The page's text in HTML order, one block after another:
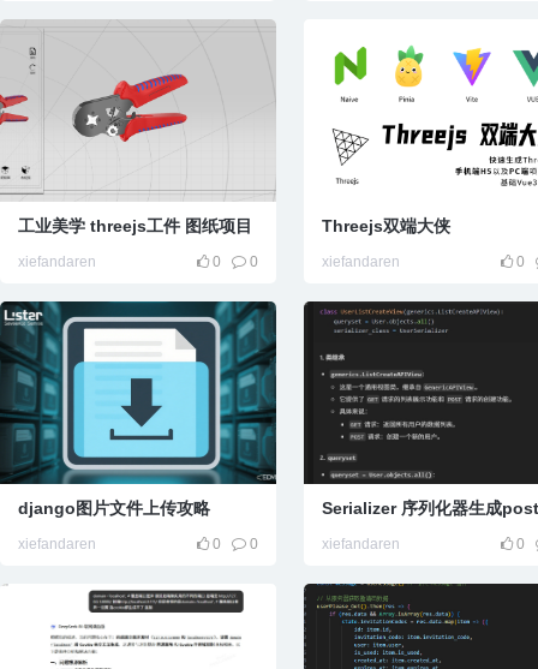
工业美学 threejs工件 图纸项目
0 0
xiefandaren
Threejs双端大侠
0
xiefandaren
django图片文件上传攻略
0 0
xiefandaren 0
xiefandaren